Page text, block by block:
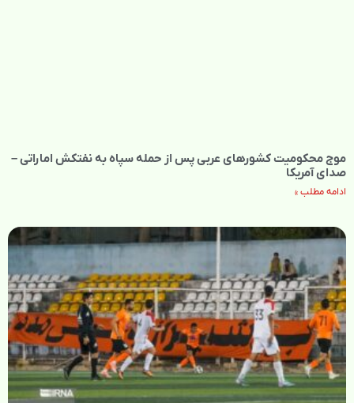
موج محکومیت کشورهای عربی پس از حمله سپاه به نفتکش اماراتی –
صدای آمریکا
ادامه مطلب »